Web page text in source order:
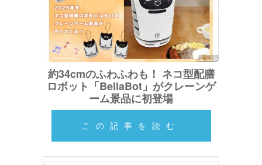
約34cmのふわふわも！ ネコ型配膳
ロボット「BellaBot」がクレーンゲ
ーム景品に初登場
この記事を読む